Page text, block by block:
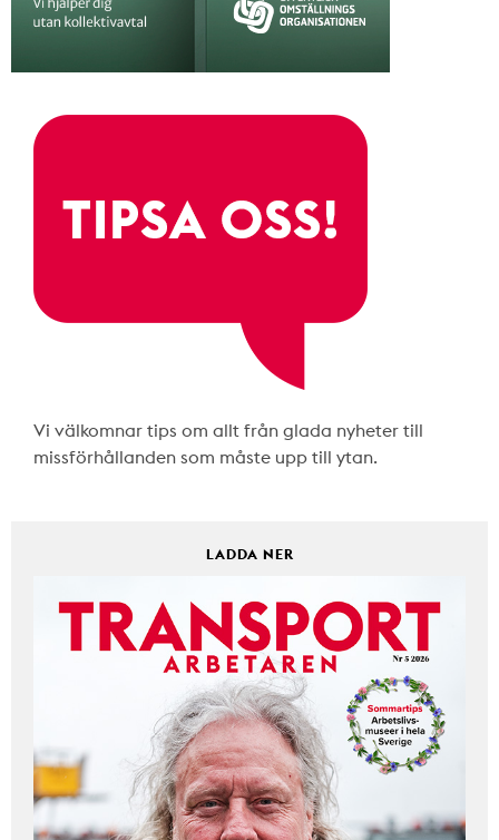
Vi välkomnar tips om allt från glada nyheter till
missförhållanden som måste upp till ytan.
LADDA NER